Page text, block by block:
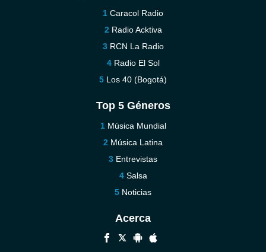
Caracol Radio
Radio Acktiva
RCN La Radio
Radio El Sol
Los 40 (Bogotá)
Top 5 Géneros
Música Mundial
Música Latina
Entrevistas
Salsa
Noticias
Acerca